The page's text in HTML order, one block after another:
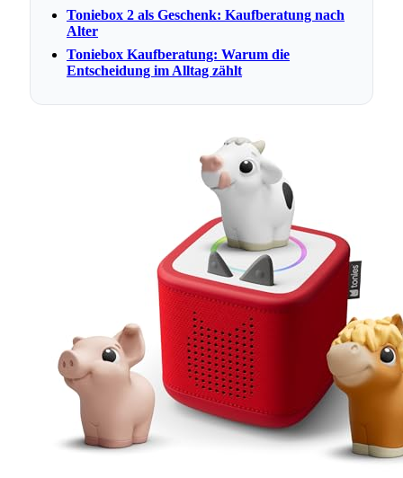
Toniebox 2 als Geschenk: Kaufberatung nach
Alter
Toniebox Kaufberatung: Warum die
Entscheidung im Alltag zählt